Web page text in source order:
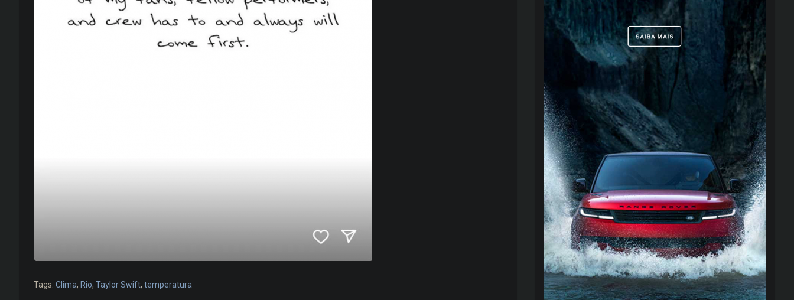
Tags: Clima, Rio, Taylor Swift, temperatura